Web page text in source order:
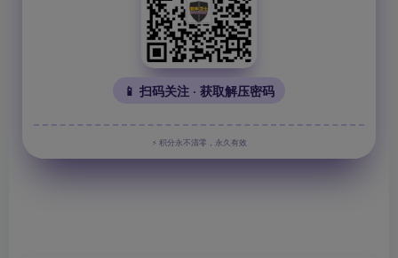
📱 扫码关注 · 获取解压密码
⚡ 积分永不清零，永久有效